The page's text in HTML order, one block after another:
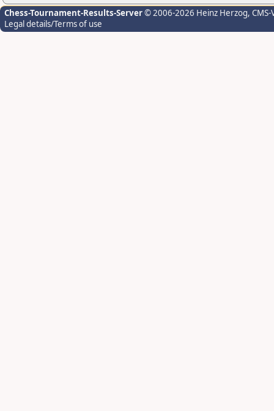
Chess-Tournament-Results-Server© 2006-2026 Heinz Herzog,
Legal details/Terms of use